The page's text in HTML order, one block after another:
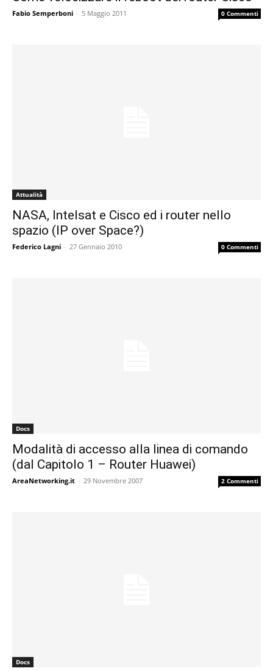
Fabio Semperboni - 5 Maggio 2011 0 Commenti
Attualità
NASA, Intelsat e Cisco ed i router nello
spazio (IP over Space?)
Federico Lagni - 27 Gennaio 2010 0 Commenti
Docs
Modalità di accesso alla linea di comando
(dal Capitolo 1 – Router Huawei)
AreaNetworking.it - 29 Novembre 2007 2 Commenti
Docs